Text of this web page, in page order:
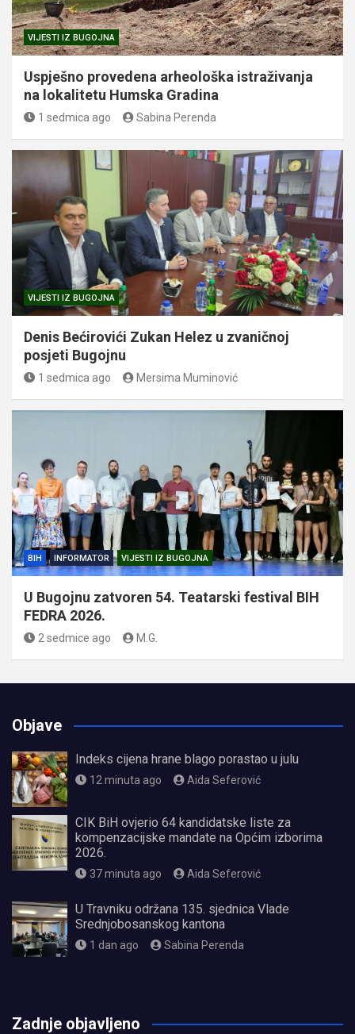
VIJESTI IZ BUGOJNA
Uspješno provedena arheološka istraživanja
na lokalitetu Humska Gradina
1 sedmica ago Sabina Perenda
VIJESTI IZ BUGOJNA
Denis Bećirovići Zukan Helez u zvaničnoj
posjeti Bugojnu
1 sedmica ago Mersima Muminović
BIH INFORMATOR VIJESTI IZ BUGOJNA
U Bugojnu zatvoren 54. Teatarski festival BIH
FEDRA 2026.
2 sedmice ago M.G.
Objave
Indeks cijena hrane blago porastao u julu
12 minuta ago Aida Seferović
CIK BiH ovjerio 64 kandidatske liste za
kompenzacijske mandate na Općim izborima
2026.
37 minuta ago Aida Seferović
U Travniku održana 135. sjednica Vlade
Srednjobosanskog kantona
1 dan ago Sabina Perenda
Zadnje objavljeno